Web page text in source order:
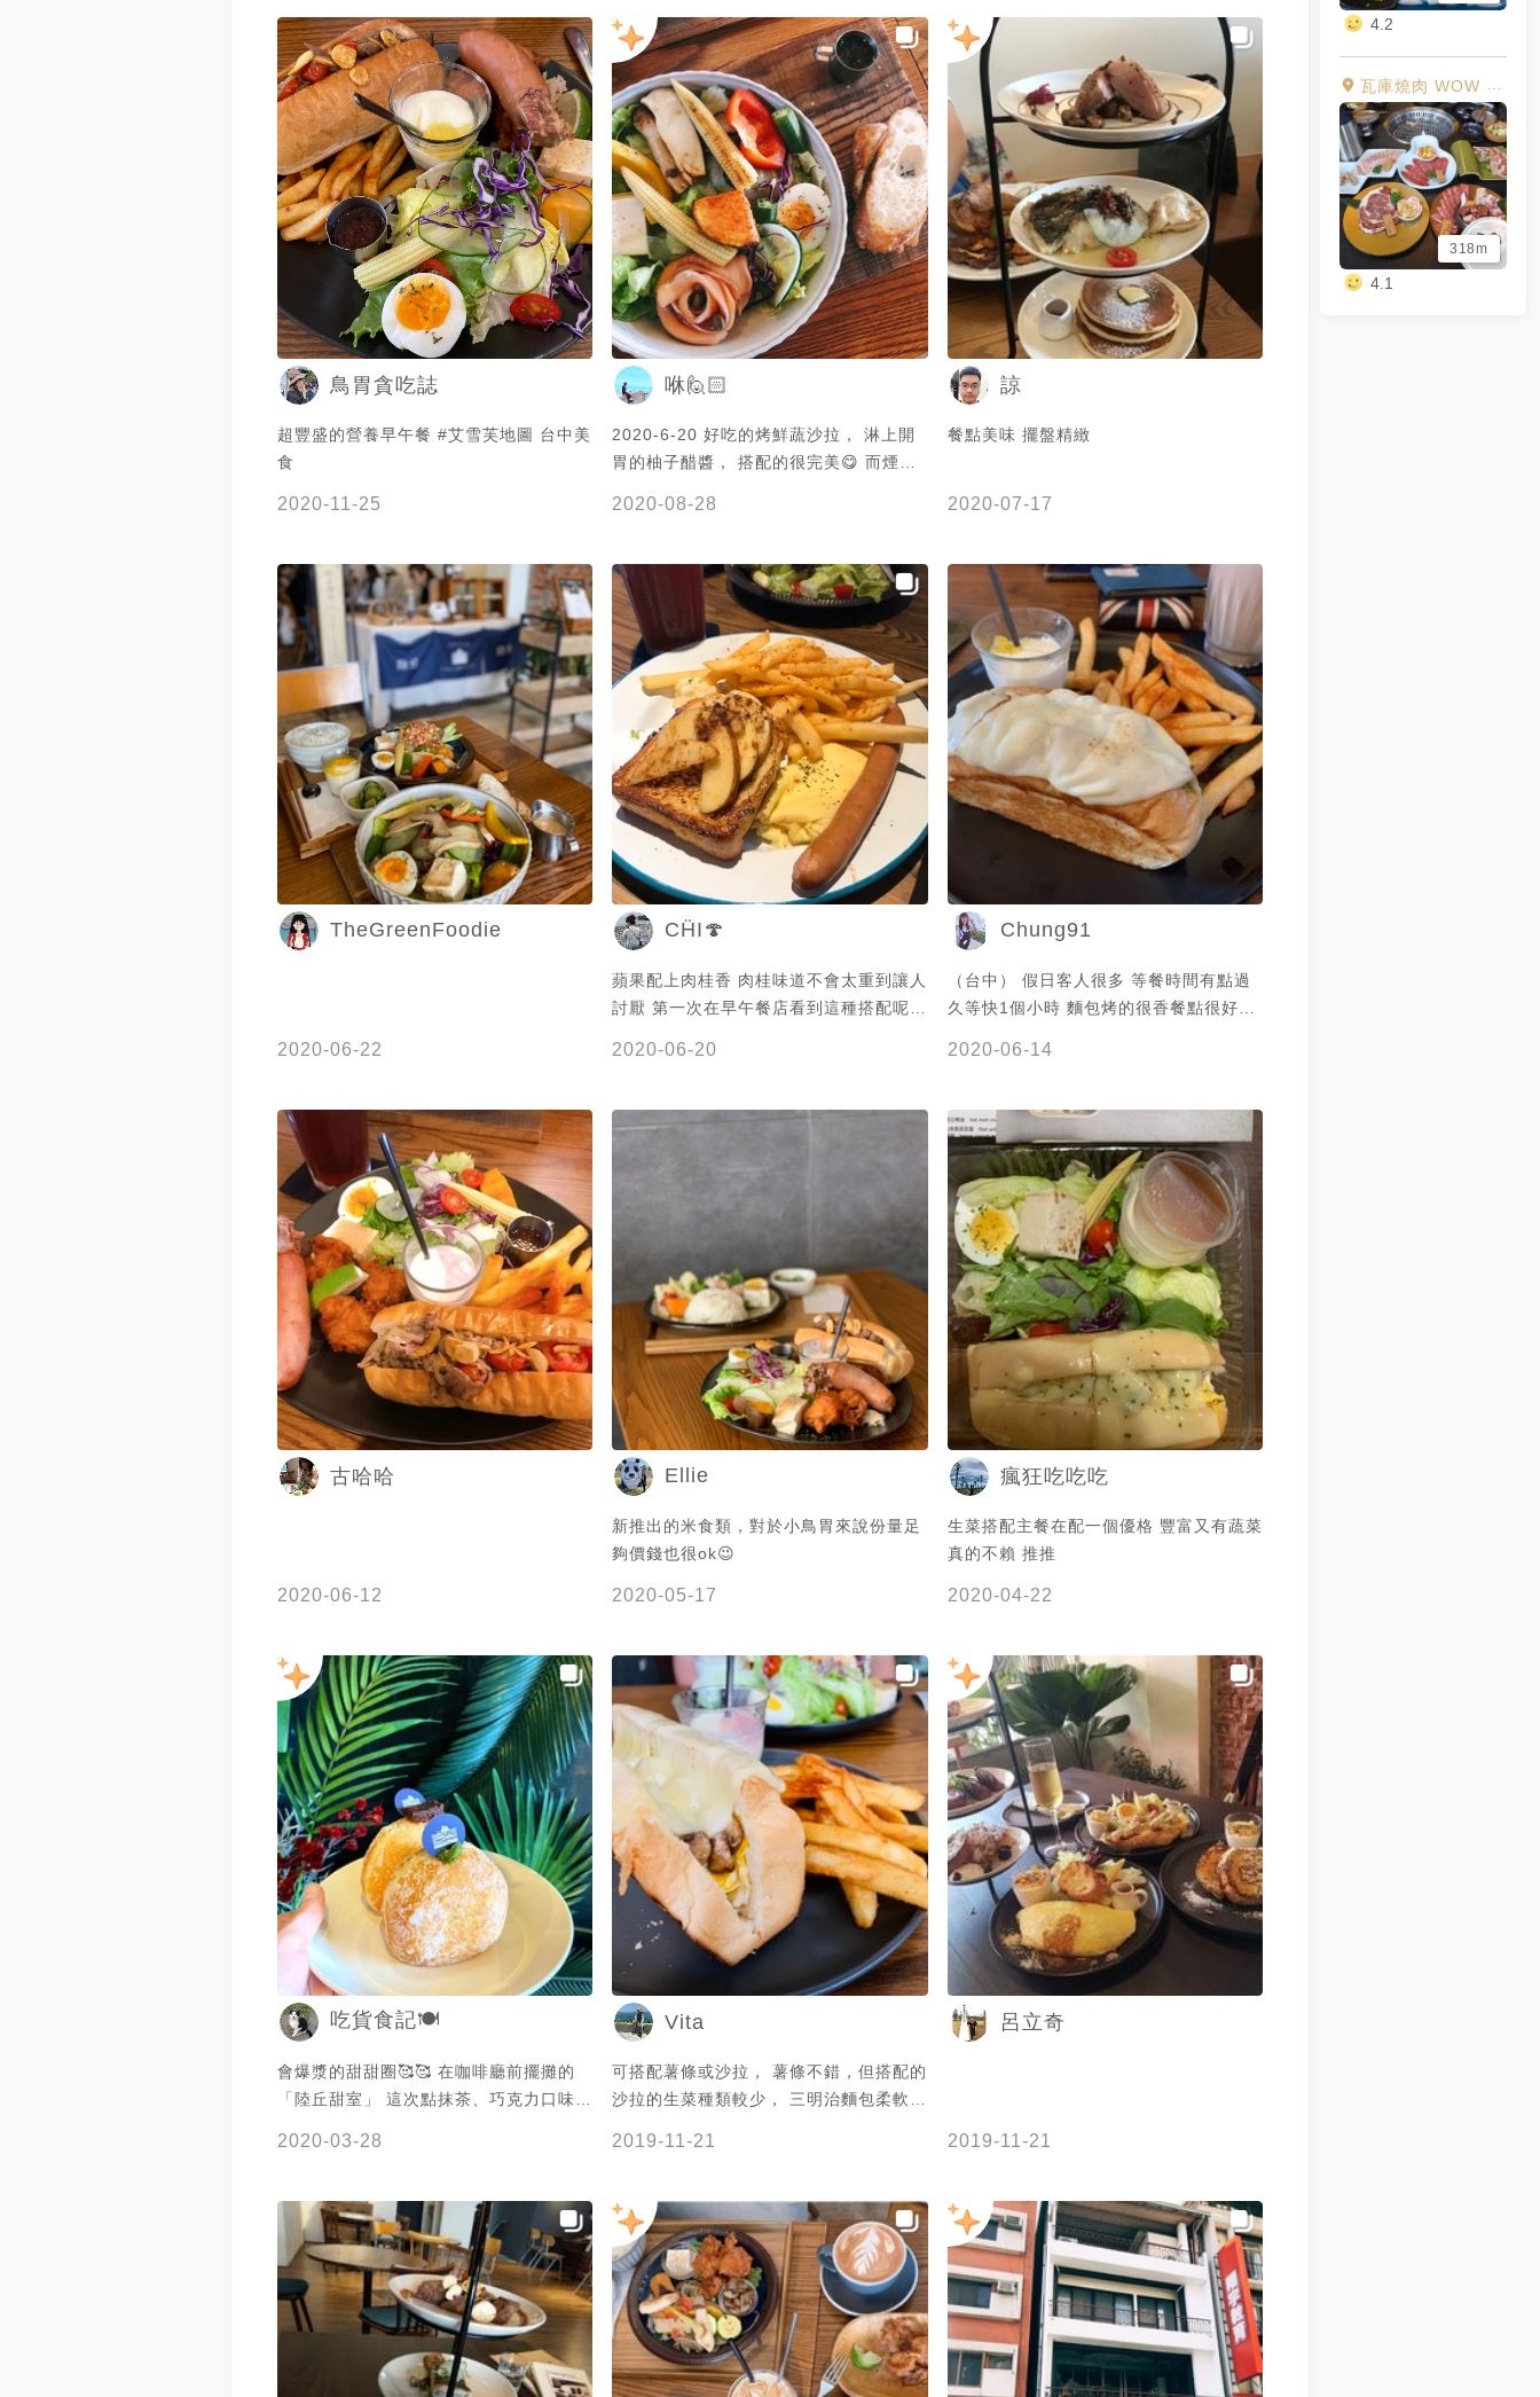
4.2
瓦庫燒肉 WOW COOL
318m
4.1
鳥胃貪吃誌
超豐盛的營養早午餐 #艾雪芙地圖 台中美
食
2020-11-25
咻🙋🏻
2020-6-20 好吃的烤鮮蔬沙拉， 淋上開
胃的柚子醋醬， 搭配的很完美😋 而煙燻
包烤的香香酥酥脆脆， 好吃好吃❤️ with
2020-08-28
諒
餐點美味 擺盤精緻
2020-07-17
TheGreenFoodie
2020-06-22
CḦI🍄
蘋果配上肉桂香 肉桂味道不會太重到讓人
討厭 第一次在早午餐店看到這種搭配呢～
2020-06-20
Chung91
（台中） 假日客人很多 等餐時間有點過
久等快1個小時 麵包烤的很香餐點很好吃
2020-06-14
古哈哈
2020-06-12
Ellie
新推出的米食類，對於小鳥胃來說份量足
夠價錢也很ok😉
2020-05-17
瘋狂吃吃吃
生菜搭配主餐在配一個優格 豐富又有蔬菜
真的不賴 推推
2020-04-22
吃貨食記🍽️
會爆漿的甜甜圈🥰🥰 在咖啡廳前擺攤的
「陸丘甜室」 這次點抹茶、巧克力口味
看其他口味❤️ 然後到咖啡廳內用 飲品七
折哦！ 飲品點的是莓果冰茶～
2020-03-28
Vita
可搭配薯條或沙拉， 薯條不錯，但搭配的
沙拉的生菜種類較少， 三明治麵包柔軟好
2019-11-21
呂立奇
2019-11-21